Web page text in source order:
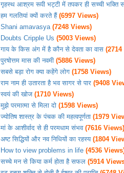
गृहस्थ आश्रम रूपी भट्टी में तपकर ही सच्ची भक्ति
हम गलतियां क्यों करते हैं(6997 Views)
Shani amavasya(7248 Views)
Doubts Cripple Us (5003 Views)
गाय के किस अंग में है कौन से देवता का वास
पुरषोत्तम मास की नवमी (5886 Views)
सबसे बड़ा रोग क्या कहेंगे लोग (1758 Views)
राम नाम ही उतारता है भव सागर से पार (9408
स्वयं की खोज(1710 Views)
मुझे परमात्मा से मिला दो (1598 Views)
ज्योतिष शास्त्र के पंचक की महत्वपूर्णता (1979
मां के आशीर्वाद से ही परमधाम संभव(7616 Views)
अष्ट सिद्धियों और नव निधियों का रहस्य(1804
How to view problems in life (4536
सच्चे मन से किया कर्म होता है सफल (5914